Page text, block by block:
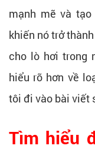
mạnh mẽ và
khiến nó trở
cho lò hơi trong
hiểu rõ hơn về
tôi đi vào bài viết
Tìm hiểu